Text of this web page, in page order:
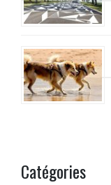
Catégories